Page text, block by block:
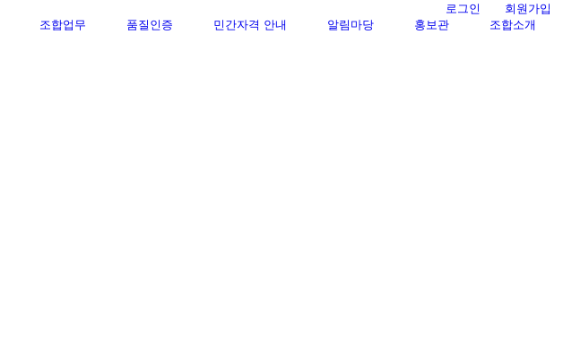
로그인
회원가입
조합업무 품질인증 민간자격 안내 알림마당 홍보관 조합소개